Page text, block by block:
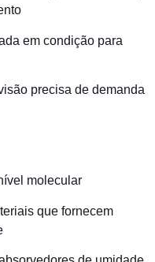
em condição para
precisa de demanda
molecular
que fornecem